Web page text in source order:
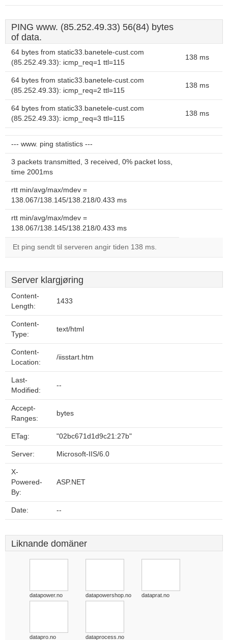
PING www. (85.252.49.33) 56(84) bytes
of data.
64 bytes from static33.banetele-cust.com
(85.252.49.33): icmp_req=1 ttl=115
138 ms
64 bytes from static33.banetele-cust.com
(85.252.49.33): icmp_req=2 ttl=115
138 ms
64 bytes from static33.banetele-cust.com
(85.252.49.33): icmp_req=3 ttl=115
138 ms
--- www. ping statistics ---
3 packets transmitted, 3 received, 0% packet loss,
time 2001ms
rtt min/avg/max/mdev =
138.067/138.145/138.218/0.433 ms
rtt min/avg/max/mdev =
138.067/138.145/138.218/0.433 ms
Et ping sendt til serveren angir tiden 138 ms.
Server klargjøring
Content-
Length:
1433
Content-
Type:
text/html
Content-
Location:
/iisstart.htm
Last-
Modified:
--
Accept-
Ranges:
bytes
ETag: "02bc671d1d9c21:27b"
Server: Microsoft-IIS/6.0
X-
Powered-
By:
ASP.NET
Date: --
Liknande domäner
datapower.no datapowershop.no dataprat.no
datapro.no dataprocess.no